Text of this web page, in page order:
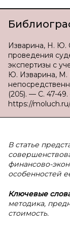
Изварина, Н. Ю.
проведения
экспертизы с
Ю. Изварина, М.
(205). — С. 47-
https://
В статье
финансово-
особенностей
Ключевые
методика,
стоимость.